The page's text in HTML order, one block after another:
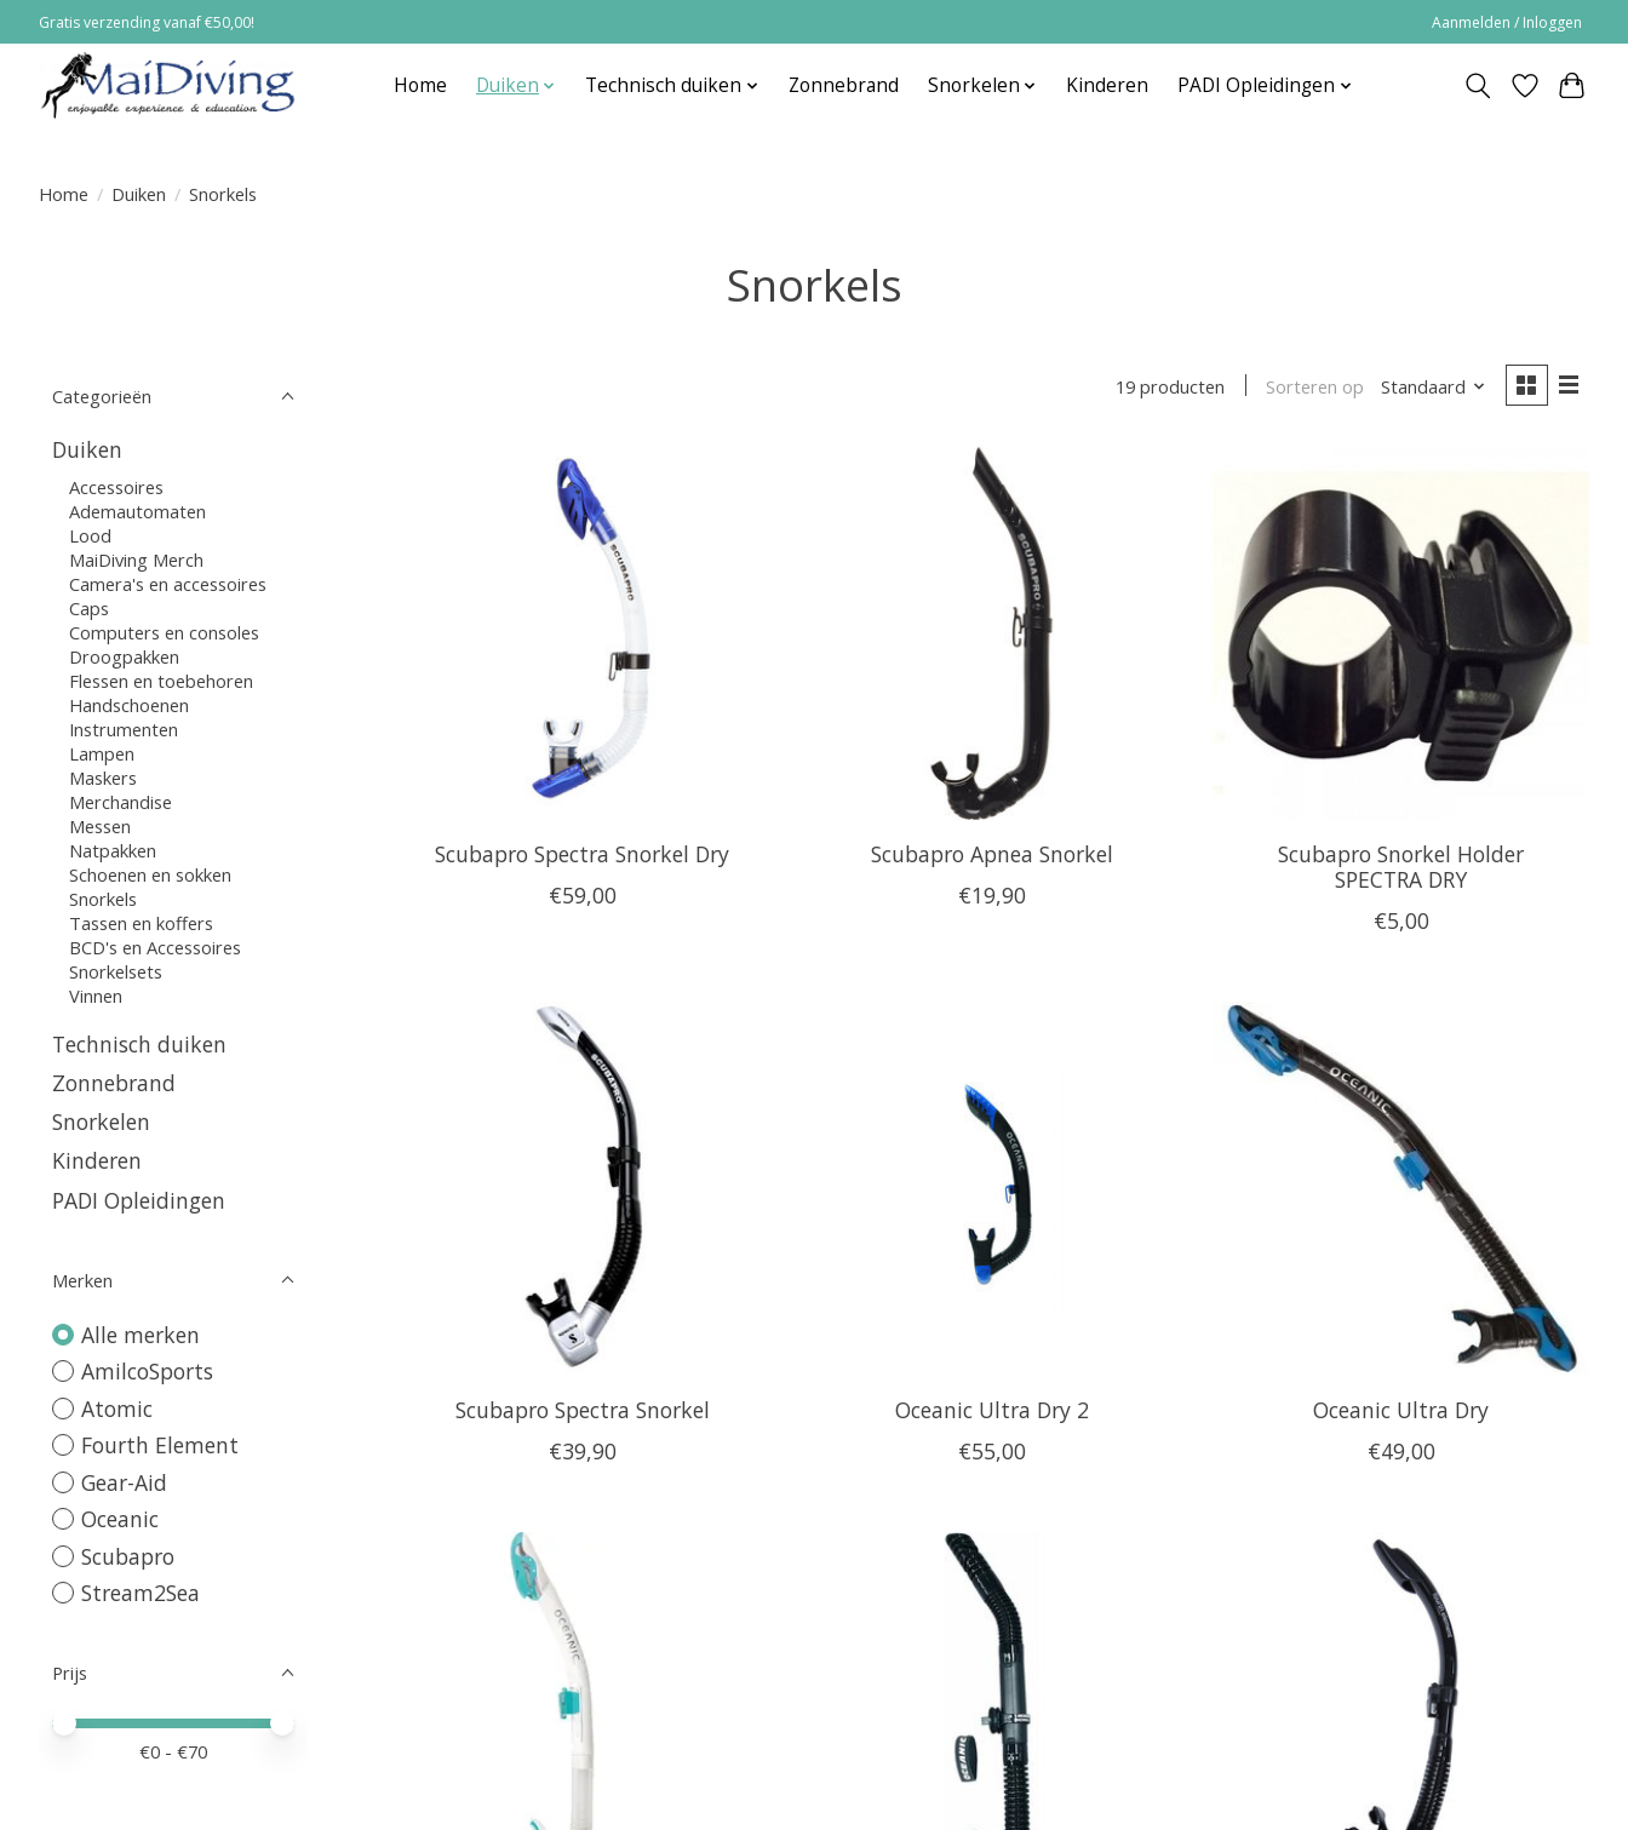
Gratis verzending vanaf €50,00! Aanmelden / Inloggen
Home Duiken Technisch duiken Zonnebrand Snorkelen Kinderen PADI Opleidingen
Home / Duiken / Snorkels
Snorkels
Categorieën
Duiken
Accessoires
Ademautomaten
Lood
MaiDiving Merch
Camera's en accessoires
Caps
Computers en consoles
Droogpakken
Flessen en toebehoren
Handschoenen
Instrumenten
Lampen
Maskers
Merchandise
Messen
Natpakken
Schoenen en sokken
Snorkels
Tassen en koffers
BCD's en Accessoires
Snorkelsets
Vinnen
Technisch duiken
Zonnebrand
Snorkelen
Kinderen
PADI Opleidingen
Merken
Alle merken
AmilcoSports
Atomic
Fourth Element
Gear-Aid
Oceanic
Scubapro
Stream2Sea
Prijs
Minimale prijswaarde
Price maximum value
€0 - €70
19 producten Sorteren op Standaard
Scubapro Spectra Snorkel Dry
€59,00
Scubapro Apnea Snorkel
€19,90
Scubapro Snorkel Holder
SPECTRA DRY
€5,00
Scubapro Spectra Snorkel
€39,90
Oceanic Ultra Dry 2
€55,00
Oceanic Ultra Dry
€49,00